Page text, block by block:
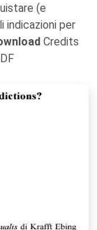
(e
indicazioni per
Credits